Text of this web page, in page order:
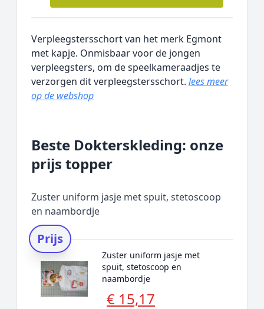
Verpleegstersschort van het merk Egmont
met kapje. Onmisbaar voor de jongen
verpleegsters, om de speelkameraadjes te
verzorgen dit verpleegstersschort. lees meer
op de webshop
Beste Dokterskleding: onze
prijs topper
Zuster uniform jasje met spuit, stetoscoop
en naambordje
Prijs
Zuster uniform jasje met
spuit, stetoscoop en
naambordje
€ 15,17